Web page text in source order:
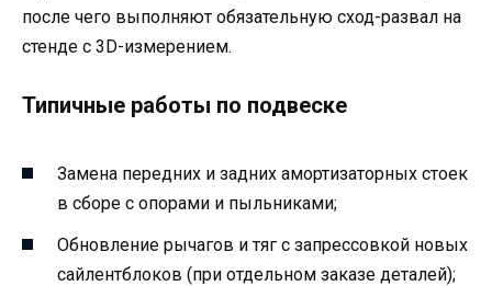
после чего выполняют обязательную сход-развал на
стенде с 3D-измерением.
Типичные работы по подвеске
Замена передних и задних амортизаторных стоек
в сборе с опорами и пыльниками;
Обновление рычагов и тяг с запрессовкой новых
сайлентблоков (при отдельном заказе деталей);